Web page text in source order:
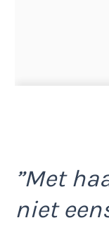
”Met
niet